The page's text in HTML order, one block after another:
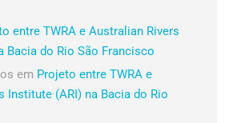
entre TWRA e Australian Rivers
Bacia do Rio São Francisco
em Projeto entre TWRA e
Institute (ARI) na Bacia do Rio